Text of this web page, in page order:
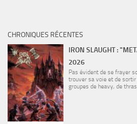
CHRONIQUES RÉCENTES
IRON SLAUGHT :
2026
Pas évident de se frayer
trouver sa voie et de
groupes de heavy, de